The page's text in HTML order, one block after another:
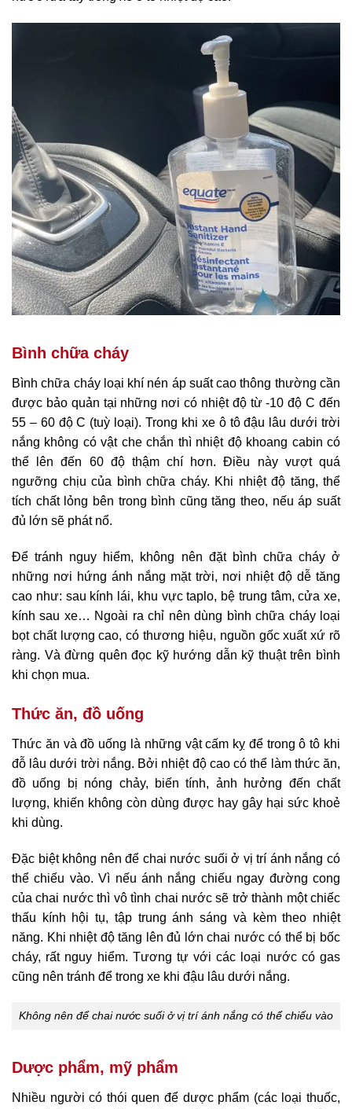
Bình chữa cháy
Bình chữa cháy loại khí nén áp suất cao thông thường cần
được bảo quản tại những nơi có nhiệt độ từ -10 độ C đến
55 – 60 độ C (tuỳ loại). Trong khi xe ô tô đậu lâu dưới trời
nắng không có vật che chắn thì nhiệt độ khoang cabin có
thể lên đến 60 độ thậm chí hơn. Điều này vượt quá
ngưỡng chịu của bình chữa cháy. Khi nhiệt độ tăng, thể
tích chất lỏng bên trong bình cũng tăng theo, nếu áp suất
đủ lớn sẽ phát nổ.
Để tránh nguy hiểm, không nên đặt bình chữa cháy ở
những nơi hứng ánh nắng mặt trời, nơi nhiệt độ dễ tăng
cao như: sau kính lái, khu vực taplo, bệ trung tâm, cửa xe,
kính sau xe… Ngoài ra chỉ nên dùng bình chữa cháy loại
bọt chất lượng cao, có thương hiệu, nguồn gốc xuất xứ rõ
ràng. Và đừng quên đọc kỹ hướng dẫn kỹ thuật trên bình
khi chọn mua.
Thức ăn, đồ uống
Thức ăn và đồ uống là những vật cấm kỵ để trong ô tô khi
đỗ lâu dưới trời nắng. Bởi nhiệt độ cao có thể làm thức ăn,
đồ uống bị nóng chảy, biến tính, ảnh hưởng đến chất
lượng, khiến không còn dùng được hay gây hại sức khoẻ
khi dùng.
Đặc biệt không nên để chai nước suối ở vị trí ánh nắng có
thể chiếu vào. Vì nếu ánh nắng chiếu ngay đường cong
của chai nước thì vô tình chai nước sẽ trở thành một chiếc
thấu kính hội tụ, tập trung ánh sáng và kèm theo nhiệt
năng. Khi nhiệt độ tăng lên đủ lớn chai nước có thể bị bốc
cháy, rất nguy hiểm. Tương tự với các loại nước có gas
cũng nên tránh để trong xe khi đậu lâu dưới nắng.
Không nên để chai nước suối ở vị trí ánh nắng có thể chiếu vào
Dược phẩm, mỹ phẩm
Nhiều người có thói quen để dược phẩm (các loại thuốc,